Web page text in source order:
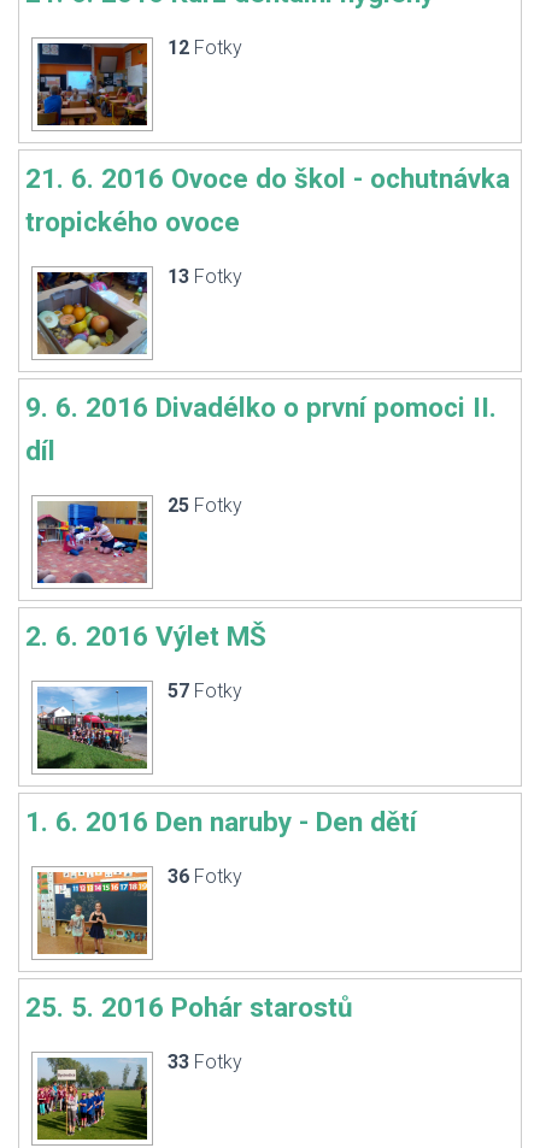
12 Fotky
21. 6. 2016 Ovoce do škol - ochutnávka
tropického ovoce
13 Fotky
9. 6. 2016 Divadélko o první pomoci II.
díl
25 Fotky
2. 6. 2016 Výlet MŠ
57 Fotky
1. 6. 2016 Den naruby - Den dětí
36 Fotky
25. 5. 2016 Pohár starostů
33 Fotky